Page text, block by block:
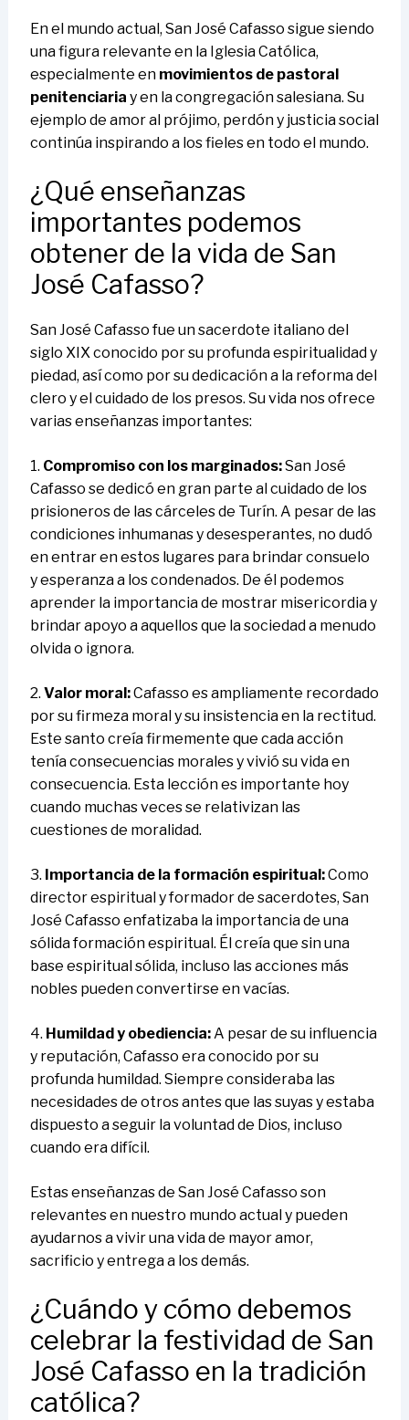
En el mundo actual, San José Cafasso sigue siendo
una figura relevante en la Iglesia Católica,
especialmente en movimientos de pastoral
penitenciaria y en la congregación salesiana. Su
ejemplo de amor al prójimo, perdón y justicia social
continúa inspirando a los fieles en todo el mundo.
¿Qué enseñanzas
importantes podemos
obtener de la vida de San
José Cafasso?
San José Cafasso fue un sacerdote italiano del
siglo XIX conocido por su profunda espiritualidad y
piedad, así como por su dedicación a la reforma del
clero y el cuidado de los presos. Su vida nos ofrece
varias enseñanzas importantes:
1. Compromiso con los marginados:San José
Cafasso se dedicó en gran parte al cuidado de los
prisioneros de las cárceles de Turín. A pesar de las
condiciones inhumanas y desesperantes, no dudó
en entrar en estos lugares para brindar consuelo
y esperanza a los condenados. De él podemos
aprender la importancia de mostrar misericordia y
brindar apoyo a aquellos que la sociedad a menudo
olvida o ignora.
2. Valor moral:Cafasso es ampliamente recordado
por su firmeza moral y su insistencia en la rectitud.
Este santo creía firmemente que cada acción
tenía consecuencias morales y vivió su vida en
consecuencia. Esta lección es importante hoy
cuando muchas veces se relativizan las
cuestiones de moralidad.
3. Importancia de la formación espiritual:Como
director espiritual y formador de sacerdotes, San
José Cafasso enfatizaba la importancia de una
sólida formación espiritual. Él creía que sin una
base espiritual sólida, incluso las acciones más
nobles pueden convertirse en vacías.
4. Humildad y obediencia:A pesar de su influencia
y reputación, Cafasso era conocido por su
profunda humildad. Siempre consideraba las
necesidades de otros antes que las suyas y estaba
dispuesto a seguir la voluntad de Dios, incluso
cuando era difícil.
Estas enseñanzas de San José Cafasso son
relevantes en nuestro mundo actual y pueden
ayudarnos a vivir una vida de mayor amor,
sacrificio y entrega a los demás.
¿Cuándo y cómo debemos
celebrar la festividad de San
José Cafasso en la tradición
católica?